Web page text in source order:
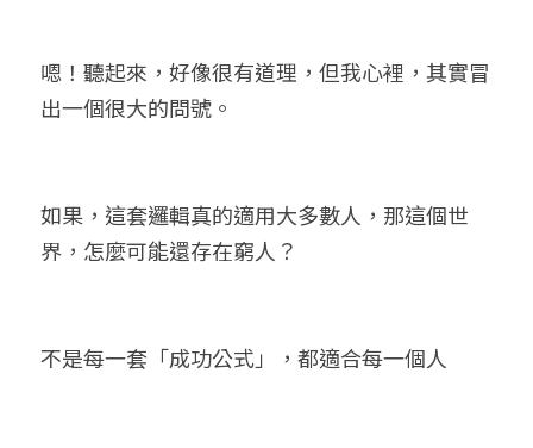
嗯！聽起來，好像很有道理，但我心裡，其實冒
出一個很大的問號。
如果，這套邏輯真的適用大多數人，那這個世
界，怎麼可能還存在窮人？
不是每一套「成功公式」，都適合每一個人